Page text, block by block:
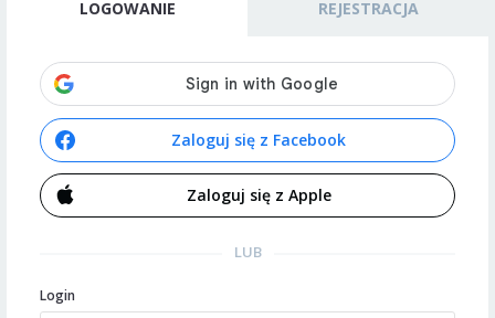
LOGOWANIE REJESTRACJA
Zaloguj się z Facebook
Zaloguj się z Apple
LUB
Login